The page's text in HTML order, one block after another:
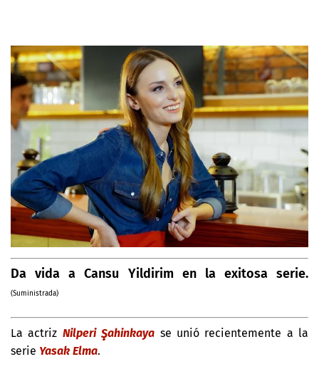
Da vida a Cansu Yildirim en la exitosa serie.
(Suministrada)
La actriz Nilperi Şahinkaya se unió recientemente a la
serie Yasak Elma.